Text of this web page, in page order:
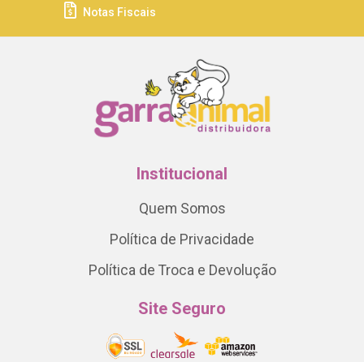
Notas Fiscais
Institucional
Quem Somos
Política de Privacidade
Política de Troca e Devolução
Site Seguro